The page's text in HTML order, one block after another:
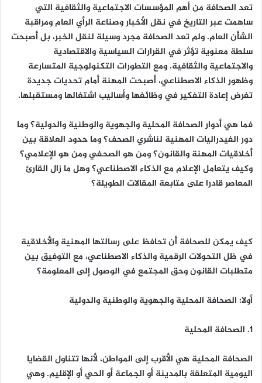
تعد الصحافة من أهم المؤسسات الاجتماعية والثقافية التي
ساهمت عبر التاريخ في نقل الأخبار وصناعة الرأي العام ومراقبة
الشأن العام. ولم تعد الصحافة مجرد وسيلة لنقل الخبر، بل أصبحت
سلطة معنوية تؤثر في القرارات السياسية والاقتصادية
والاجتماعية والثقافية. ومع التطورات التكنولوجية المتسارعة
وظهور الذكاء الاصطناعي، أصبحت المهنة أمام تحديات جديدة
تفرض إعادة التفكير في وظائفها وأساليب اشتغالها ومستقبلها.
فما هي أدوار الصحافة المحلية والجهوية والوطنية والدولية؟ وما
دور الفيدراليات المهنية لناشري الصحف؟ وما حدود العلاقة بين
أخلاقيات المهنة والقانون؟ ومن هو الصحفي ومن هو الإعلامي؟
وكيف يتعامل الإعلام مع الذكاء الاصطناعي؟ وهل ما زال القارئ
المعاصر قادرا على متابعة المقالات الطويلة؟
كيف يمكن للصحافة أن تحافظ على رسالتها المهنية والأخلاقية
في ظل التحولات الرقمية والذكاء الاصطناعي، مع التوفيق بين
متطلبات القانون وحق المجتمع في الوصول إلى المعلومة؟
أولا: الصحافة المحلية والجهوية والوطنية والدولية
1. الصحافة المحلية
الصحافة المحلية هي الأقرب إلى المواطن، لأنها تتناول القضايا
اليومية المتعلقة بالمدينة أو الجماعة أو الحي أو الإقليم. وهي